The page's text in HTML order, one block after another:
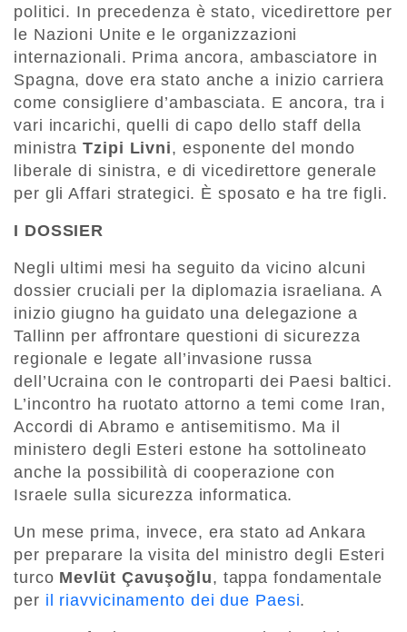
politici. In precedenza è stato, vicedirettore per
le Nazioni Unite e le organizzazioni
internazionali. Prima ancora, ambasciatore in
Spagna, dove era stato anche a inizio carriera
come consigliere d’ambasciata. E ancora, tra i
vari incarichi, quelli di capo dello staff della
ministraTzipi Livni, esponente del mondo
liberale di sinistra, e di vicedirettore generale
per gli Affari strategici. È sposato e ha tre figli.
I DOSSIER
Negli ultimi mesi ha seguito da vicino alcuni
dossier cruciali per la diplomazia israeliana. A
inizio giugno ha guidato una delegazione a
Tallinn per affrontare questioni di sicurezza
regionale e legate all’invasione russa
dell’Ucraina con le controparti dei Paesi baltici.
L’incontro ha ruotato attorno a temi come Iran,
Accordi di Abramo e antisemitismo. Ma il
ministero degli Esteri estone ha sottolineato
anche la possibilità di cooperazione con
Israele sulla sicurezza informatica.
Un mese prima, invece, era stato ad Ankara
per preparare la visita del ministro degli Esteri
turco Mevlüt Çavuşoğlu, tappa fondamentale
per il riavvicinamento dei due Paesi.